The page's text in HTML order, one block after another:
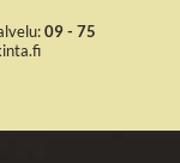
09 - 75